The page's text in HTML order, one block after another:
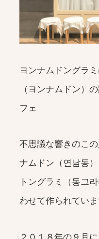
ヨンナムドングラ
（ヨンナムドン）
フェ
不思議な響きのこ
ナムドン（연남동
トングラミ（동그
わせて作られていま